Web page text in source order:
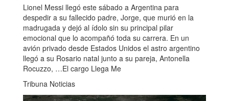
Lionel Messi llegó este sábado a Argentina para
despedir a su fallecido padre, Jorge, que murió en la
madrugada y dejó al ídolo sin su principal pilar
emocional que lo acompañó toda su carrera. En un
avión privado desde Estados Unidos el astro argentino
llegó a su Rosario natal junto a su pareja, Antonella
Rocuzzo, …El cargo Llega Me
Tribuna Noticias